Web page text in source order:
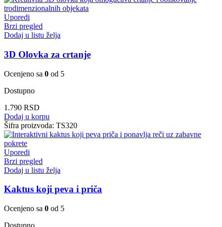
Uporedi
Brzi pregled
Dodaj u listu želja
3D Olovka za crtanje
Ocenjeno sa 0 od 5
Dostupno
1.790 RSD
Dodaj u korpu
Šifra proizvoda: TS320
Uporedi
Brzi pregled
Dodaj u listu želja
Kaktus koji peva i priča
Ocenjeno sa 0 od 5
Dostupno